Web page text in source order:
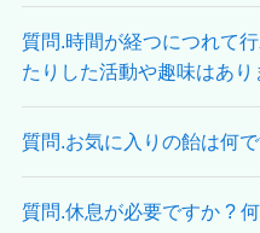
質問.時間が経つにつれて
たりした活動や趣味はあり
質問.お気に入りの飴は何
質問.休息が必要ですか ?